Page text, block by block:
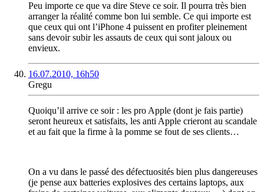
Peu importe ce que va dire Steve ce soir. Il pourra très bien
arranger la réalité comme bon lui semble. Ce qui importe est
que ceux qui ont l’iPhone 4 puissent en profiter pleinement
sans devoir subir les assauts de ceux qui sont jaloux ou
envieux.
16.07.2010, 16h50
Gregu
Quoiqu’il arrive ce soir : les pro Apple (dont je fais partie)
seront heureux et satisfaits, les anti Apple crieront au scandale
et au fait que la firme à la pomme se fout de ses clients…
On a vu dans le passé des défectuosités bien plus dangereuses
(je pense aux batteries explosives des certains laptops, aux